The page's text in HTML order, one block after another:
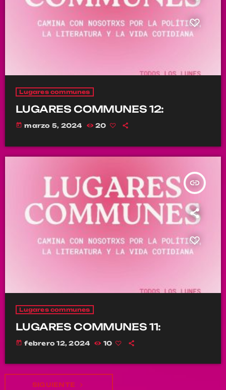
Lugares communes
LUGARES COMMUNES 12:
today marzo 5, 2024 20
insert_link
Lugares communes
LUGARES COMMUNES 11:
today febrero 12, 2024 10
SIGUIENTE navigate_next